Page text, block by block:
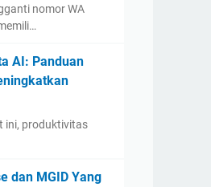
nomor WA
AI: Panduan
ini, produktivitas
dan MGID Yang